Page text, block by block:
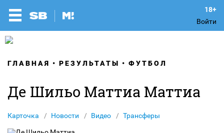
Войти
ГЛАВНАЯ РЕЗУЛЬТАТЫ ФУТБОЛ
Де Шильо Маттиа Маттиа
Карточка Новости Видео Трансферы